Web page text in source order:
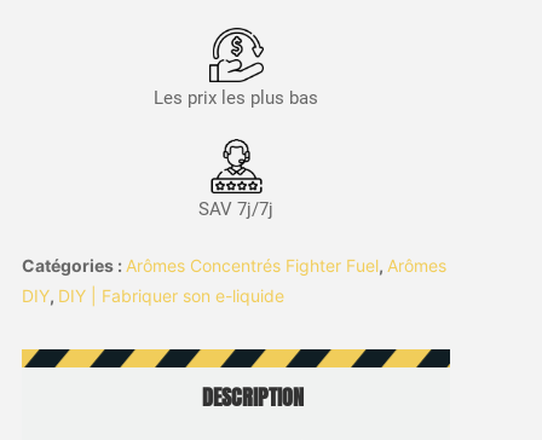
Les prix les plus bas
SAV 7j/7j
Catégories : Arômes Concentrés Fighter Fuel, Arômes
DIY, DIY | Fabriquer son e-liquide
DESCRIPTION